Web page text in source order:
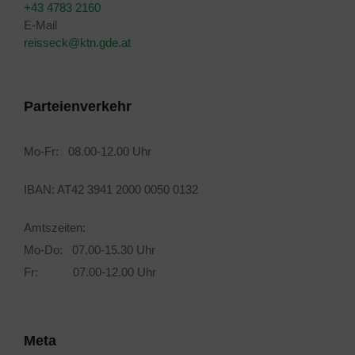
+43 4783 2160
E-Mail
reisseck@ktn.gde.at
Parteienverkehr
Mo-Fr: 08.00-12.00 Uhr
IBAN: AT42 3941 2000 0050 0132
Amtszeiten:
Mo-Do: 07.00-15.30 Uhr
Fr: 07.00-12.00 Uhr
Meta